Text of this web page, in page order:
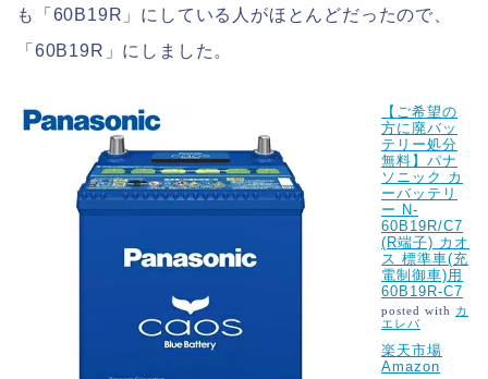
も「60B19R」にしている人がほとんどだったので、
「60B19R」にしました。
【ご希望の
方に廃バッ
テリー処分
無料】パナ
ソニック カ
ーバッテリ
ー N-
60B19R/C7
(R端子) カオ
ス 標準車(充
電制御車)用
60B19R-C7
posted with カ
エレバ
楽天市場
Amazon